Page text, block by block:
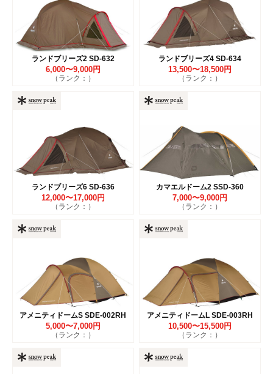
ランドブリーズ2 SD-632
6,000〜9,000円
（ランク：）
ランドブリーズ4 SD-634
13,500〜18,500円
（ランク：）
ランドブリーズ6 SD-636
12,000〜17,000円
（ランク：）
カマエルドーム2 SSD-360
7,000〜9,000円
（ランク：）
アメニティドームS SDE-002RH
5,000〜7,000円
（ランク：）
アメニティドームL SDE-003RH
10,500〜15,500円
（ランク：）